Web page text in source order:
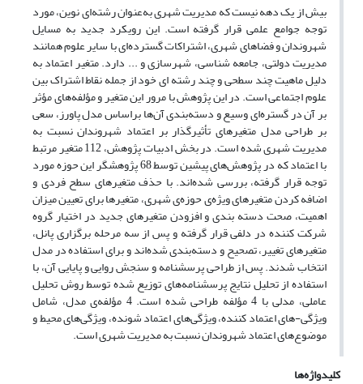
بیش از یک دهه نیست که مدیریت شهری به‌عنوان رشته‌ای نوین، مورد
توجه جوامع علمی قرار گرفته است. این رویکرد جدید به مسایل
شهروندان و فضاهای شهری، اشتراکات گسترده‌ای با سایر علوم همانند
مدیریت دولتی، جامعه شناسی، شهرسازی و ... دارد. متغیر اعتماد به
دلیل ماهیت چند سطحی و چند رشته ای خود از جمله نقاط اشتراک بین
علوم اجتماعی است. در این پژوهش با مرور این متغیر و مؤلفه‌های مؤثر
بر آن در گستره‌ای وسیع و دسته‌بندی آن‌ها براساس مدل پاورز، سعی
بر طراحی مدل متغیرهای تأثیرگذار بر اعتماد شهروندان نسبت به
مدیریت شهری شده است. در بخش ادبیات پژوهش، 112 متغیر مرتبط
با اعتماد که در پژوهش‌های پیشین توسط 68 پژوهشگر این حوزه مورد
توجه قرار گرفته، بررسی شده‌اند. با حذف متغیرهای سطح فردی و
اضافه کردن متغیرهای ویژه‌ی حوزه‌ی شهری، متغیرها برای تعیین میزان
اهمیت، صحت دسته بندی و افزودن متغیرهای جدید در اختیار گروه
شرکت کننده در دلفی قرار گرفته و پس از سه مرحله برگزاری پانل،
متغیرهای تغییر، تصحیح و دسته‌بندی شده‌اند و برای استفاده در مدل
انتخاب شدند. پس از طراحی پرسشنامه و سنجش روایی و پایایی آن، با
استفاده از تحلیل نتایج پرسشنامه‌های توزیع شده توسط روش تحلیل
عاملی، مدلی با 4 مؤلفه طراحی شده است. 4 مؤلفه‌ی مدل، شامل
ویژگی-های اعتماد کننده، ویژگی‌های اعتماد شونده، ویژگی‌های محیط و
موضوع‌های اعتماد شهروندان نسبت به مدیریت شهری است.
کلیدواژه‌ها